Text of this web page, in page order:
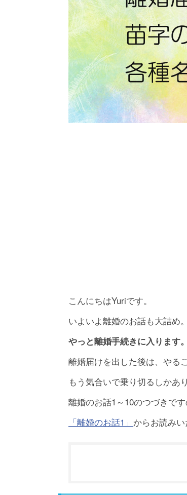
こんにちはYuriです。
いよいよ離婚のお話も大詰め。
やっと離婚手続きに入ります。
離婚届けを出した後は、やる
もう気合いで乗り切るしかあ
離婚のお話1～10のつづきです
「離婚のお話1」 からお読みい